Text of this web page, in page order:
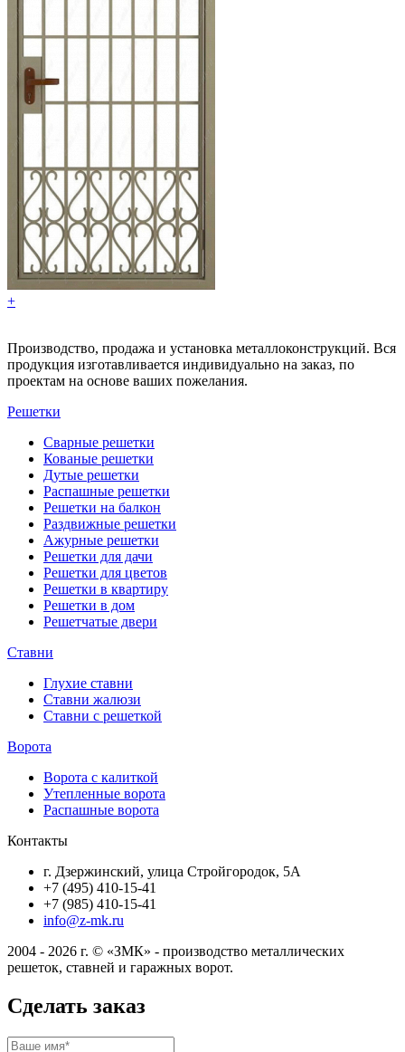
+
Производство, продажа и установка металлоконструкций. Вся
продукция изготавливается индивидуально на заказ, по
проектам на основе ваших пожелания.
Решетки
Сварные решетки
Кованые решетки
Дутые решетки
Распашные решетки
Решетки на балкон
Раздвижные решетки
Ажурные решетки
Решетки для дачи
Решетки для цветов
Решетки в квартиру
Решетки в дом
Решетчатые двери
Ставни
Глухие ставни
Ставни жалюзи
Ставни с решеткой
Ворота
Ворота с калиткой
Утепленные ворота
Распашные ворота
Контакты
г. Дзержинский, улица Стройгородок, 5А
+7 (495) 410-15-41
+7 (985) 410-15-41
info@z-mk.ru
2004 - 2026 г. © «ЗМК» - производство металлических
решеток, ставней и гаражных ворот.
Сделать заказ